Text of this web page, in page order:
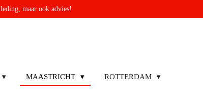
maar ook advies!
MAASTRICHT
ROTTERDAM